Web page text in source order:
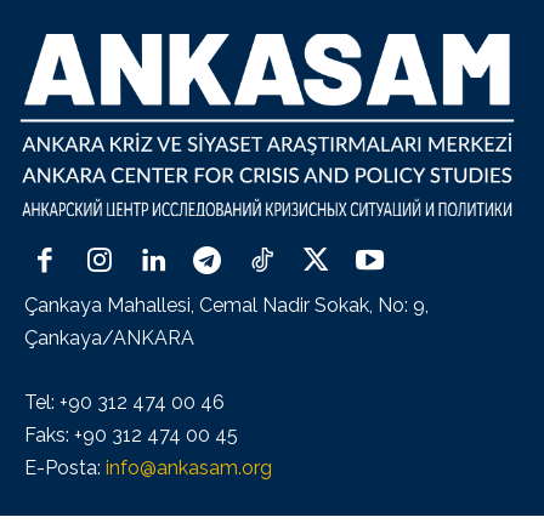
Çankaya Mahallesi, Cemal Nadir Sokak, No: 9,
Çankaya/ANKARA
Tel: +90 312 474 00 46
Faks: +90 312 474 00 45
E-Posta: info@ankasam.org